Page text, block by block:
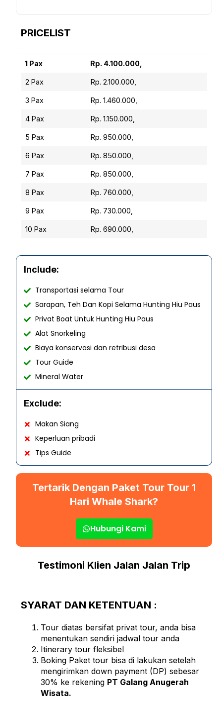
PRICELIST
1 Pax
Rp. 4.100.000,
1 Pax
Rp. 4.100.000,
2 Pax Rp. 2.100.000,
3 Pax Rp. 1.460.000,
4 Pax Rp. 1.150.000,
5 Pax Rp. 950.000,
6 Pax Rp. 850.000,
7 Pax Rp. 850.000,
8 Pax Rp. 760.000,
9 Pax Rp. 730.000,
10 Pax Rp. 690.000,
Include:
Transportasi selama Tour
Sarapan, Teh Dan Kopi Selama Hunting Hiu Paus
Privat Boat Untuk Hunting Hiu Paus
Alat Snorkeling
Biaya konservasi dan retribusi desa
Tour Guide
Mineral Water
Exclude:
Makan Siang
Keperluan pribadi
Tips Guide
Tertarik Dengan Paket Tour Tour 1
Hari Whale Shark?
Hubungi Kami
Testimoni Klien Jalan Jalan Trip
SYARAT DAN KETENTUAN :
Tour diatas bersifat privat tour, anda bisa
menentukan sendiri jadwal tour anda
Itinerary tour fleksibel
Boking Paket tour bisa di lakukan setelah
mengirimkan down payment (DP) sebesar
30% ke rekening PT Galang Anugerah
Wisata.